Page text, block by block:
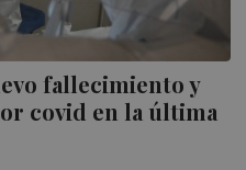
fallecimiento y
covid en la última